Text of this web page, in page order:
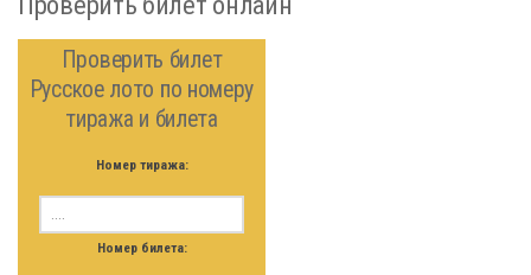
Проверить билет
Русское лото по номеру
тиража и билета
Номер тиража:
Номер билета: